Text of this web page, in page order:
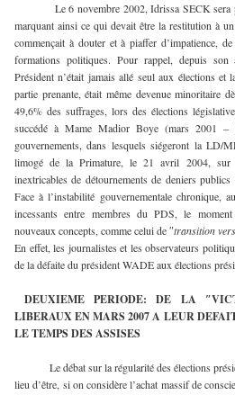
Le 6 novembre 2002, Idrissa SECK sera
marquant ainsi ce qui devait être la restitution à
commençait à douter et à piaffer d’impatience,
formations politiques. Pour rappel, depuis
Président n’était jamais allé seul aux élections
partie prenante, était même devenue minoritaire
49,6% des suffrages, lors des élections
succédé à Mame Madior Boye (mars 2001 –
gouvernements, dans lesquels siégeront la LD/
limogé de la Primature, le 21 avril 2004, sur
inextricables de détournements de deniers
Face à l’instabilité gouvernementale chronique,
incessants entre membres du PDS, le
nouveaux concepts, comme celui de ″transition
En effet, les journalistes et les observateurs
de la défaite du président WADE aux élections
DEUXIEME PERIODE: DE LA
LIBERAUX EN MARS 2007 A LEUR
LE TEMPS DES ASSISES
Le débat sur la régularité des élections
lieu d’être, si on considère l’achat massif de